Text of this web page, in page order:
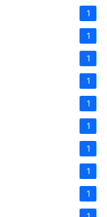
1
1
1
1
1
1
1
1
1